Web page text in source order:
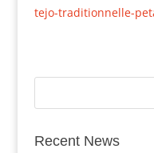
tejo-traditionnelle-
Recent News